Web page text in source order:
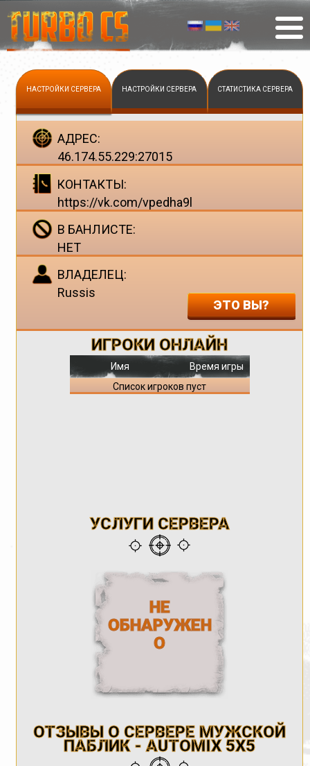
НАСТРОЙКИ СЕРВЕРА НАСТРОЙКИ СЕРВЕРА СТАТИСТИКА СЕРВЕРА
АДРЕС:
46.174.55.229:27015
КОНТАКТЫ:
https://vk.com/vpedha9l
В БАНЛИСТЕ:
НЕТ
ВЛАДЕЛЕЦ:
Russis
ЭТО ВЫ?
ИГРОКИ ОНЛАЙН
Имя
Время игры
Список игроков пуст
УСЛУГИ СЕРВЕРА
НЕ
ОБНАРУЖЕН
О
ОТЗЫВЫ О СЕРВЕРЕ МУЖСКОЙ
ПАБЛИК - AUTOMIX 5X5